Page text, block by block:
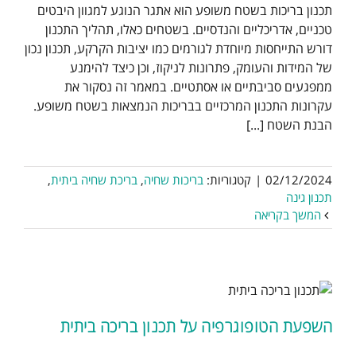
תכנון בריכות בשטח משופע הוא אתגר הנוגע למגוון היבטים
טכניים, אדריכליים והנדסיים. בשטחים כאלו, תהליך התכנון
דורש התייחסות מיוחדת לגורמים כמו יציבות הקרקע, תכנון נכון
של המידות והעומק, פתרונות לניקוז, וכן כיצד להימנע
ממפגעים סביבתיים או אסתטיים. במאמר זה נסקור את
עקרונות התכנון המרכזיים בבריכות הנמצאות בשטח משופע.
הבנת השטח [...]
02/12/2024
| קטגוריות: בריכות שחיה, בריכת שחיה ביתית,
תכנון גינה
המשך בקריאה
השפעת הטופוגרפיה על תכנון בריכה ביתית